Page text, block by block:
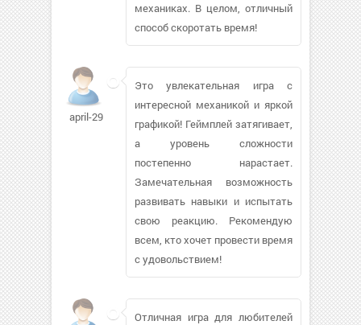
механиках. В целом, отличный
способ скоротать время!
april-29
Это увлекательная игра с
интересной механикой и яркой
графикой! Геймплей затягивает,
а уровень сложности
постепенно нарастает.
Замечательная возможность
развивать навыки и испытать
свою реакцию. Рекомендую
всем, кто хочет провести время
с удовольствием!
Отличная игра для любителей